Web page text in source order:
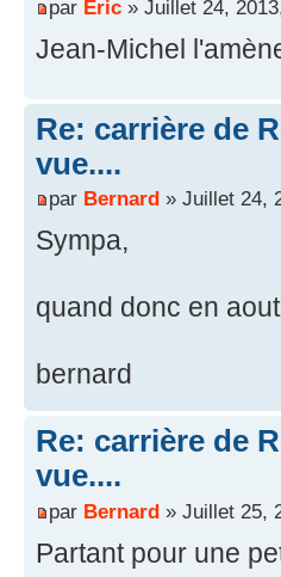
par Eric » Juillet 24,
Jean-Michel
Re: carrière de
vue....
par Bernard » Juillet 24,
Sympa,
quand donc en
bernard
Re: carrière de
vue....
par Bernard » Juillet 25,
Partant pour une